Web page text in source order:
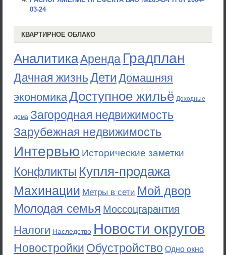
03-24
КВАРТИРНОЕ ОБЛАКО
АналитикаАренда Градплан
Дачная жизньДети Домашняя
экономикаДоступное жильё Доходные
дома Загородная недвижимость
Зарубежная недвижимость
Интервью Исторические заметки
Конфликты Купля-продажа
Махинации Метры в сети Мой двор
Молодая семья Моссоцгарантия
Налоги Наследство Новости округов
Новостройки Обустройство Одно окно